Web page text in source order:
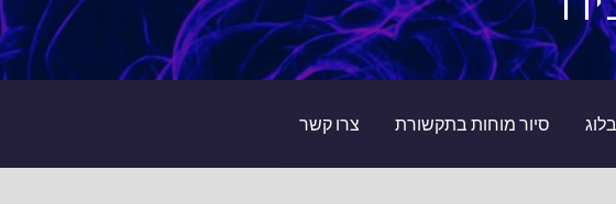
בלוג סיור מוחות בתקשורת צרו קשר